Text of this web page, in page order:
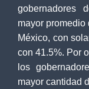
gobernadores
mayor promedio
México, con
con 41.5%. Por
los
mayor cantidad